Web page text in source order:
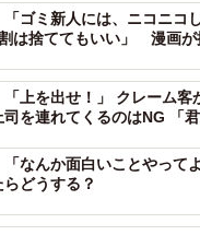
にくくて分からない（新月ゆ
もありましたが健康診
「ゴミ新人には、ニコニコ
割は捨ててもいい」 漫画が
「上を出せ！」 クレーム
を連れてくるのはNG 「
「なんか面白いことやっ
らどうする？